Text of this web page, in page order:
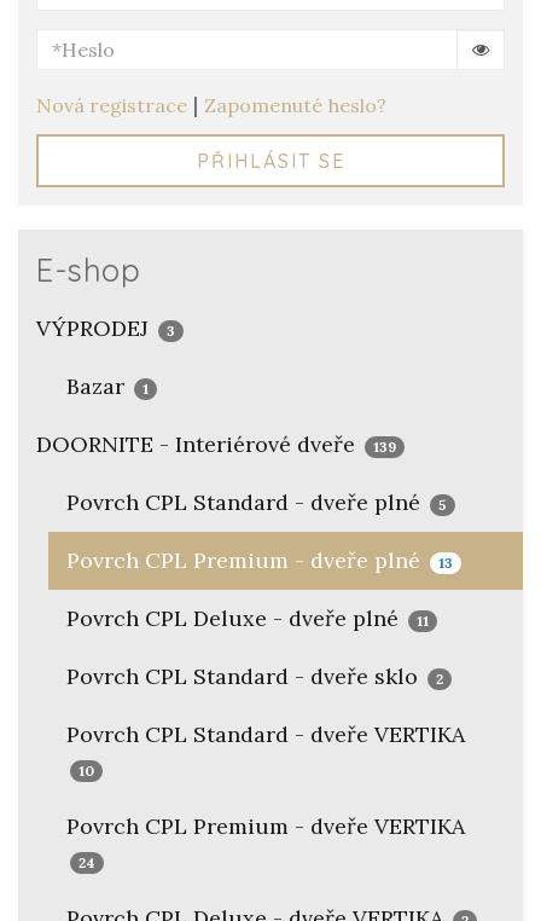
Nová registrace | Zapomenuté heslo?
PŘIHLÁSIT SE
E-shop
VÝPRODEJ 3
Bazar 1
DOORNITE - Interiérové dveře 139
Povrch CPL Standard - dveře plné 5
Povrch CPL Premium - dveře plné 13
Povrch CPL Deluxe - dveře plné 11
Povrch CPL Standard - dveře sklo 2
Povrch CPL Standard - dveře VERTIKA
10
Povrch CPL Premium - dveře VERTIKA
24